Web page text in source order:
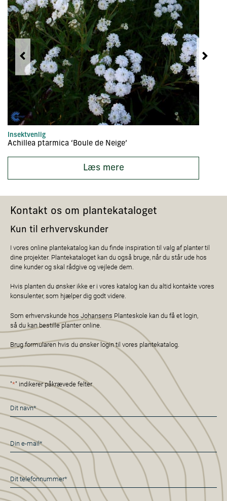
Insektvenlig
Achillea ptarmica ‘Boule de Neige’
Læs mere
Kontakt os om plantekataloget
Kun til erhvervskunder
I vores online plantekatalog kan du finde inspiration til valg af planter til
dine projekter. Plantekataloget kan du også bruge, når du står ude hos
dine kunder og skal rådgive og vejlede dem.
Hvis planten du ønsker ikke er i vores katalog kan du altid kontakte vores
konsulenter, som hjælper dig godt videre.
Som erhvervskunde hos Johansens Planteskole kan du få et login,
så du kan bestille planter online.
Brug formularen hvis du ønsker login til vores plantekatalog.
"*" indikerer påkrævede felter
Navn
*
E-
mail
*
Telefon
*